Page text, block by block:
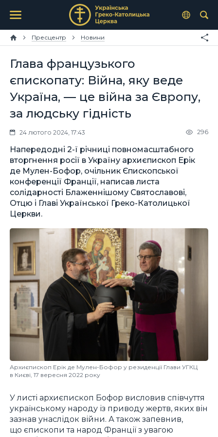
Пресцентр Новини
Глава французького
єпископату: Війна, яку веде
Україна, — це війна за Європу,
за людську гідність
24 лютого 2024, 17:43 296
Напередодні 2-ї річниці повномасштабного
вторгнення росії в Україну архиєпископ Ерік
де Мулен-Бофор, очільник Єпископської
конференції Франції, написав листа
солідарності Блаженнішому Святославові,
Отцю і Главі Української Греко-Католицької
Церкви.
Архиєпископ Ерік де Мулен-Бофор у резиденції Глави УГКЦ
в Києві, 17 вересня 2022 року
У листі архиєпископ Бофор висловив співчуття
українському народу із приводу жертв, яких він
зазнав унаслідок війни. А також запевнив,
що єпископи та народ Франції з увагою